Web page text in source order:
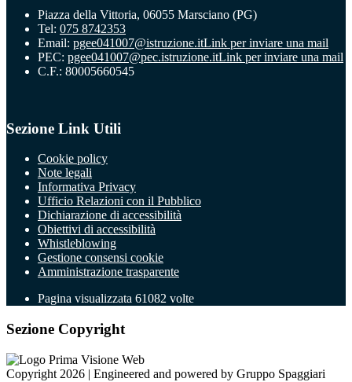
Piazza della Vittoria, 06055 Marsciano (PG)
Tel: 075 8742353
Email: pgee041007@istruzione.itLink per inviare una mail
PEC: pgee041007@pec.istruzione.itLink per inviare una mail
C.F.: 80005660545
Sezione Link Utili
Cookie policy
Note legali
Informativa Privacy
Ufficio Relazioni con il Pubblico
Dichiarazione di accessibilità
Obiettivi di accessibilità
Whistleblowing
Gestione consensi cookie
Amministrazione trasparente
Pagina visualizzata 61082 volte
Sezione Copyright
Copyright 2026 | Engineered and powered by Gruppo Spaggiari